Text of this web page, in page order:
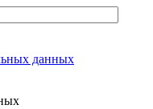
данных